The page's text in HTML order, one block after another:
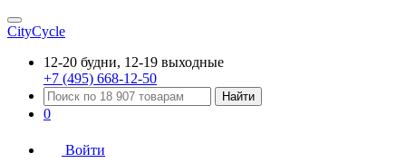
CityCycle
12-20 будни, 12-19 выходные
+7 (495) 668-12-50
Найти
0
Войти